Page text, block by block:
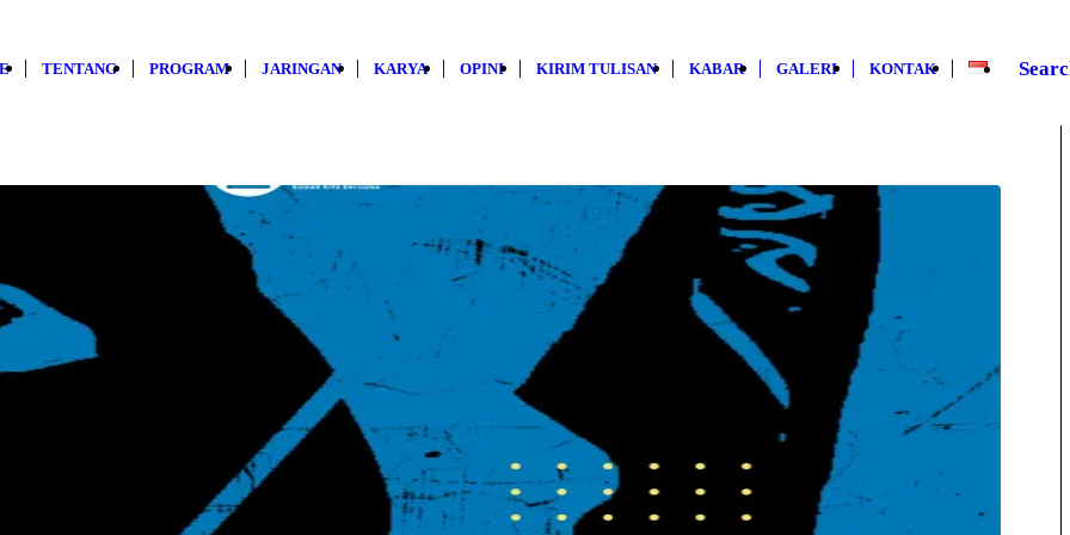
TENTANG PROGRAM JARINGAN KARYA OPINI KIRIM TULISAN KABAR GALERI KONTAK